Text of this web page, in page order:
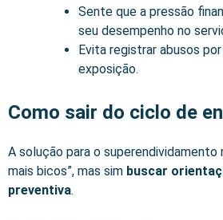
Sente que a pressão
seu desempenho no
Evita registrar abusos
exposição.
Como sair do ciclo de
A solução para o superendividamento
mais bicos”, mas sim buscar
preventiva.